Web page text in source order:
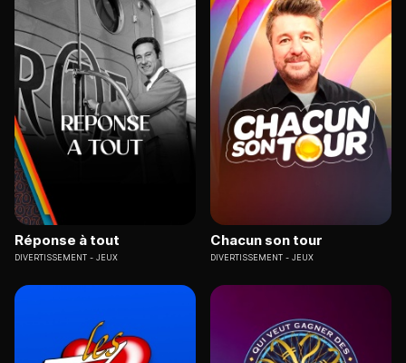
Réponse à tout
DIVERTISSEMENT JEUX
Chacun son tour
DIVERTISSEMENT JEUX